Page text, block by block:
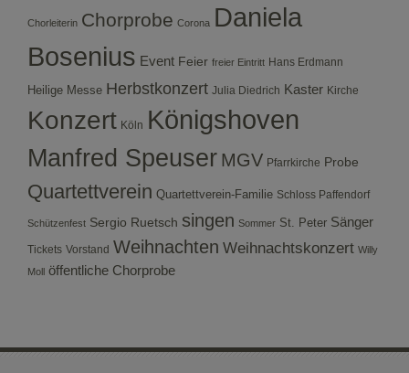
Chorleiterin Chorprobe Corona Daniela
Bosenius Event Feier freier Eintritt Hans Erdmann
Heilige Messe Herbstkonzert Julia Diedrich Kaster Kirche
Konzert Köln Königshoven
Manfred Speuser MGV Pfarrkirche Probe
Quartettverein Quartettverein-Familie Schloss Paffendorf
Schützenfest Sergio Ruetsch singen Sommer St. Peter Sänger
Tickets Vorstand Weihnachten Weihnachtskonzert Willy
Moll öffentliche Chorprobe